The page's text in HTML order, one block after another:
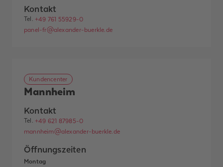
Kontakt
Tel.+49 761 55929-0
panel-fr@alexander-buerkle.de
Kundencenter
Mannheim
Kontakt
Tel.+49 621 87985-0
mannheim@alexander-buerkle.de
Öffnungszeiten
Montag